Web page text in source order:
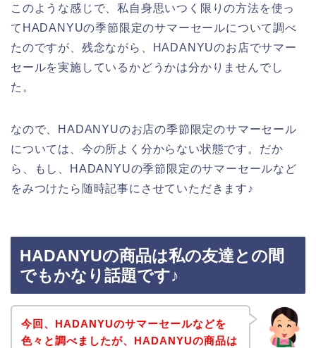
このような感じで、私自身思いつく限りの方法を使っ
てHADANYUの季節限定のサマーセールについて調べ
たのですが、残念ながら、HADANYUのお店でサマー
セールを実施しているかどうかは分かりませんでし
た。
なので、HADANYUのお店の季節限定のサマーセール
については、今の所よく分からない状態です。だか
ら、もし、HADANYUの季節限定のサマーセールなど
をみつけたら随時記事にさせていただきます♪
HADANYUの商品は私の友達との間
でもかなり話題です♪
今回、HADANYUのサマーセールなどを
色々と調べましたが、HADANYUの商品は